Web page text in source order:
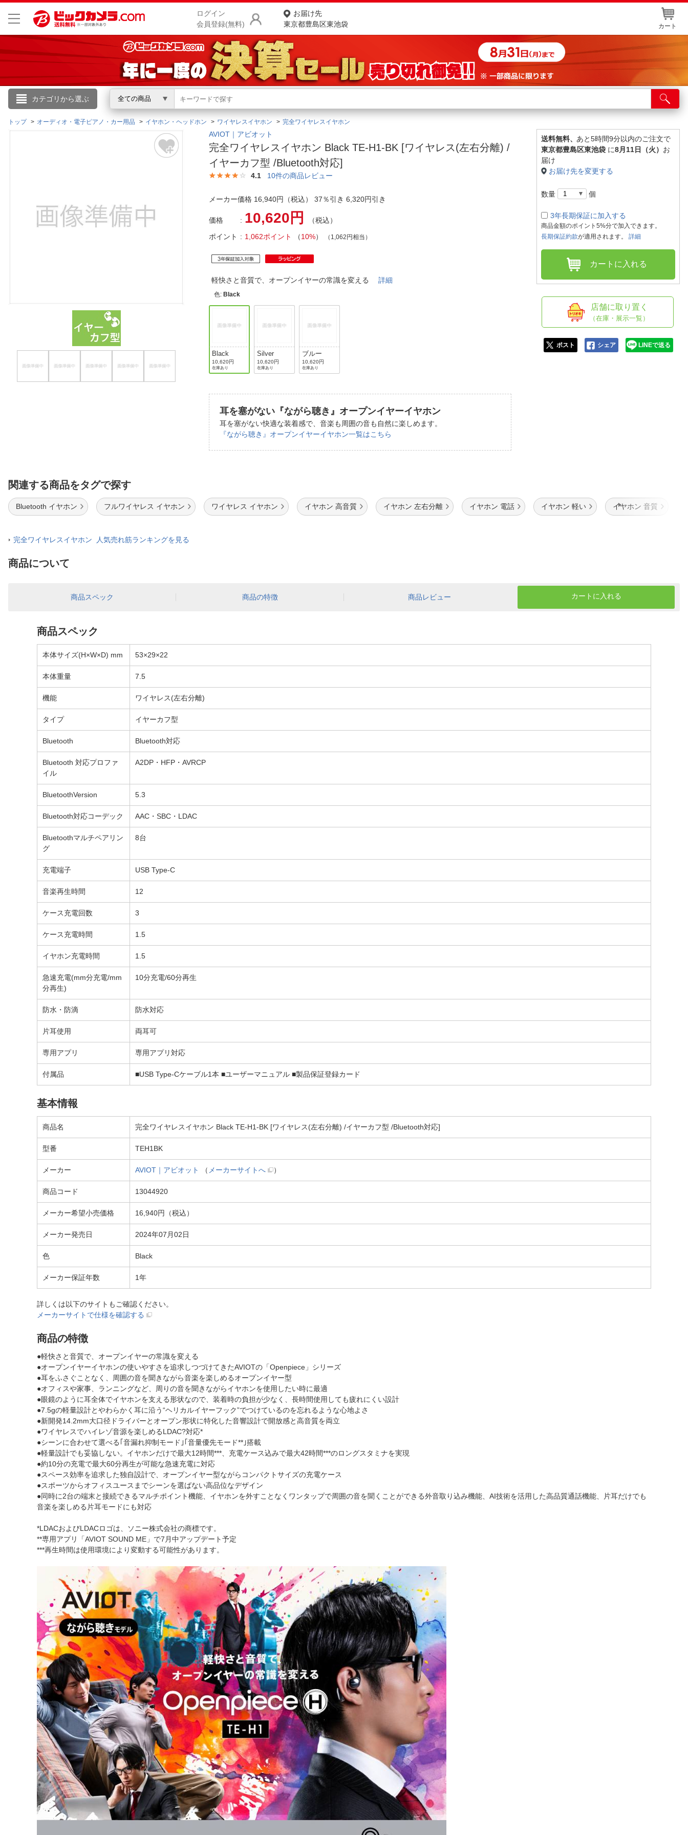
ログイン
会員登録(無料)
お届け先
東京都豊島区東池袋
カート
カテゴリから選ぶ 全ての商品
こんにちは
ログイン
閲覧履歴
商品をさがす
ランキングからさがす
カテゴリ一覧からさがす
ご利用ガイド
よくある質問・お問合せ
ご利用規約
店舗サービス
ネット取り置き
店舗情報・店舗一覧
トップ オーディオ・電子ピアノ・カー用品 イヤホン・ヘッドホン ワイヤレスイヤホン 完全ワイヤレスイヤホン
AVIOT｜アビオット
完全ワイヤレスイヤホン Black TE-H1-BK [ワイヤレス(左右分離) /
イヤーカフ型 /Bluetooth対応]
4.1 10件の商品レビュー
メーカー価格 16,940円（税込） 37％引き 6,320円引き
価格 10,620円
（税込）
ポイント
1,062ポイント （10%） （1,062円相当）
軽快さと音質で、オープンイヤーの常識を変える詳細
色: Black
Black
10,620円
在庫あり
Silver
10,620円
在庫あり
ブルー
10,620円
在庫あり
耳を塞がない『ながら聴き』オープンイヤーイヤホン
耳を塞がない快適な装着感で、音楽も周囲の音も自然に楽しめます。
『ながら聴き』オープンイヤーイヤホン一覧はこちら
送料無料、 あと5時間9分以内のご注文で
東京都豊島区東池袋 に8月11日（火） お
届け
お届け先を変更する
数量 個
3年長期保証に加入する
商品金額のポイント5%分で加入できます。
長期保証約款が適用されます。 詳細
カートに入れる
店舗に取り置く
（在庫・展示一覧）
ポスト シェア LINEで送る
関連する商品をタグで探す
Bluetooth イヤホン フルワイヤレス イヤホン ワイヤレス イヤホン イヤホン 高音質 イヤホン 左右分離 イヤホン 電話 イヤホン 軽い イヤホン 音質
完全ワイヤレスイヤホン 人気売れ筋ランキングを見る
商品について
カートに入れる
商品スペック 商品の特徴 商品レビュー
商品スペック
本体サイズ(H×W×D) mm 53×29×22
本体重量 7.5
機能 ワイヤレス(左右分離)
タイプ イヤーカフ型
Bluetooth Bluetooth対応
Bluetooth 対応プロファ
イル
A2DP・HFP・AVRCP
BluetoothVersion 5.3
Bluetooth対応コーデック AAC・SBC・LDAC
Bluetoothマルチペアリン
グ
8台
充電端子 USB Type-C
音楽再生時間 12
ケース充電回数 3
ケース充電時間 1.5
イヤホン充電時間 1.5
急速充電(mm分充電/mm
分再生)
10分充電/60分再生
防水・防滴 防水対応
片耳使用 両耳可
専用アプリ 専用アプリ対応
付属品 ■USB Type-Cケーブル1本 ■ユーザーマニュアル ■製品保証登録カード
基本情報
商品名 完全ワイヤレスイヤホン Black TE-H1-BK [ワイヤレス(左右分離) /イヤーカフ型 /Bluetooth対応]
型番 TEH1BK
メーカー AVIOT｜アビオット （ メーカーサイトへ ）
商品コード 13044920
メーカー希望小売価格 16,940円（税込）
メーカー発売日 2024年07月02日
色 Black
メーカー保証年数 1年
詳しくは以下のサイトもご確認ください。
メーカーサイトで仕様を確認する
商品の特徴
●軽快さと音質で、オープンイヤーの常識を変える
●オープンイヤーイヤホンの使いやすさを追求しつづけてきたAVIOTの「Openpiece」シリーズ
●耳をふさぐことなく、周囲の音を聞きながら音楽を楽しめるオープンイヤー型
●オフィスや家事、ランニングなど、周りの音を聞きながらイヤホンを使用したい時に最適
●眼鏡のように耳全体でイヤホンを支える形状なので、装着時の負担が少なく、長時間使用しても疲れにくい設計
●7.5gの軽量設計とやわらかく耳に沿う“ヘリカルイヤーフック”でつけているのを忘れるような心地よさ
●新開発14.2mm大口径ドライバーとオープン形状に特化した音響設計で開放感と高音質を両立
●ワイヤレスでハイレゾ音源を楽しめるLDAC?対応*
●シーンに合わせて選べる｢音漏れ抑制モード｣｢音量優先モード**｣搭載
●軽量設計でも妥協しない。イヤホンだけで最大12時間***、充電ケース込みで最大42時間***のロングスタミナを実現
●約10分の充電で最大60分再生が可能な急速充電に対応
●スペース効率を追求した独自設計で、オープンイヤー型ながらコンパクトサイズの充電ケース
●スポーツからオフィスユースまでシーンを選ばない高品位なデザイン
●同時に2台の端末と接続できるマルチポイント機能、イヤホンを外すことなくワンタップで周囲の音を聞くことができる外音取り込み機能、AI技術を活用した高品質通話機能、片耳だけでも
音楽を楽しめる片耳モードにも対応
*LDACおよびLDACロゴは、ソニー株式会社の商標です。
**専用アプリ「AVIOT SOUND ME」で7月中アップデート予定
***再生時間は使用環境により変動する可能性があります。